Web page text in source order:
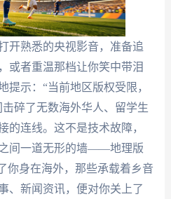
开熟悉的央视影音，准备追
或者重温那档让你笑中带泪
提示：“当前地区版权受限，
碎了无数海外华人、留学生
的连线。这不是技术故障，
间一道无形的墙——地理版
你身在海外，那些承载着乡音
、新闻资讯，便对你关上了